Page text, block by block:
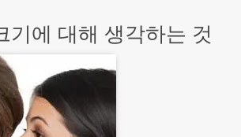
기에 대해 생각하는 것